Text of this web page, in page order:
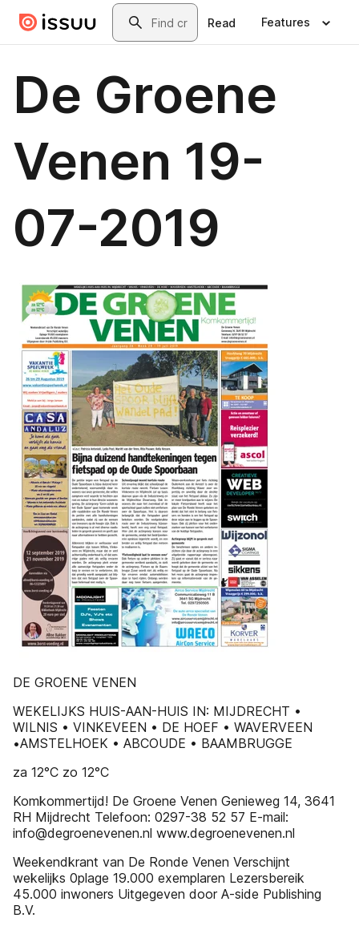
Skip to main contentSearch
Read Features
De Groene
Venen 19-
07-2019
DE GROENE VENEN
WEKELIJKS HUIS-AAN-HUIS IN: MIJDRECHT •
WILNIS • VINKEVEEN • DE HOEF • WAVERVEEN
•AMSTELHOEK • ABCOUDE • BAAMBRUGGE
za 12°C zo 12°C
Komkommertijd! De Groene Venen Genieweg 14, 3641
RH Mijdrecht Telefoon: 0297-38 52 57 E-mail:
info@degroenevenen.nl www.degroenevenen.nl
Weekendkrant van De Ronde Venen Verschijnt
wekelijks 0plage 19.000 exemplaren Lezersbereik
45.000 inwoners Uitgegeven door A-side Publishing
B.V.